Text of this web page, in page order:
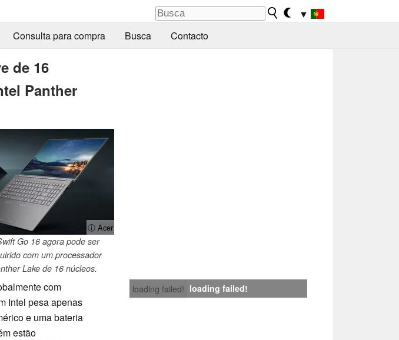
▼
Consulta para compra Busca Contacto
de 16
Panther
ⓘ Acer
Go 16 agora pode ser
com um processador
Lake de 16 núcleos.
loading failed! loading failed!
com
Intel pesa apenas
e uma bateria
estão